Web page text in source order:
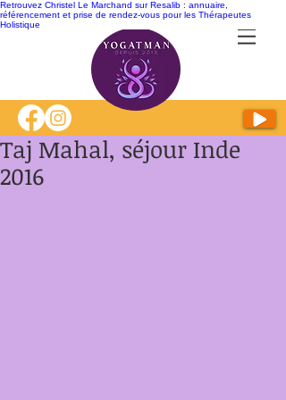
Retrouvez Christel Le Marchand sur Resalib : annuaire,
référencement et prise de rendez-vous pour les Thérapeutes
Holistique
Taj Mahal, séjour Inde
2016